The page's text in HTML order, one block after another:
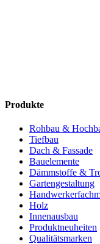
Produkte
Rohbau &
Tiefbau
Dach & Fassade
Bauelemente
Dämmstoffe &
Gartengestaltung
Holz
Innenausbau
Produktneuheiten
Qualitätsmarken